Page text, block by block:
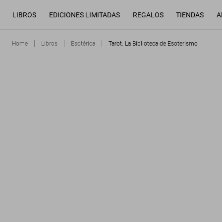
LIBROS EDICIONES LIMITADAS REGALOS TIENDAS
Home Libros Esotérica Tarot. La Biblioteca de Esoterismo